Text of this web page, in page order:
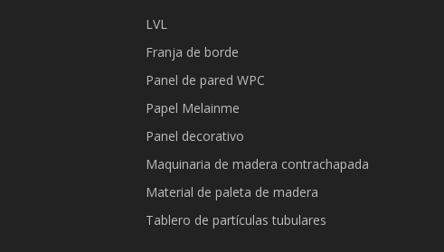
LVL
Franja de borde
Panel de pared WPC
Papel Melainme
Panel decorativo
Maquinaria de madera contrachapada
Material de paleta de madera
Tablero de partículas tubulares